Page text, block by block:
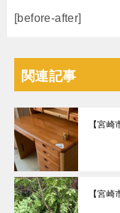
[before-after]
関連記事
【宮
【宮